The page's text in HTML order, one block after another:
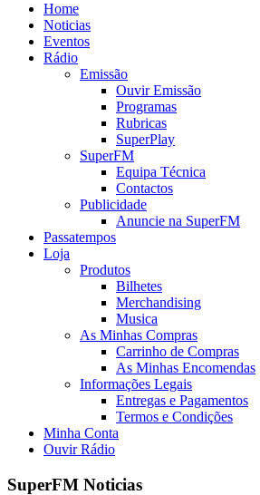
Home
Noticias
Eventos
Rádio
Emissão
Ouvir Emissão
Programas
Rubricas
SuperPlay
SuperFM
Equipa Técnica
Contactos
Publicidade
Anuncie na SuperFM
Passatempos
Loja
Produtos
Bilhetes
Merchandising
Musica
As Minhas Compras
Carrinho de Compras
As Minhas Encomendas
Informações Legais
Entregas e Pagamentos
Termos e Condições
Minha Conta
Ouvir Rádio
SuperFM Noticias